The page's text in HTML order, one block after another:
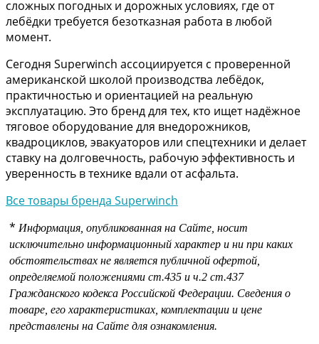
сложных погодных и дорожных условиях, где от
лебёдки требуется безотказная работа в любой
момент.
Сегодня Superwinch ассоциируется с проверенной
американской школой производства лебёдок,
практичностью и ориентацией на реальную
эксплуатацию. Это бренд для тех, кто ищет надёжное
тяговое оборудование для внедорожников,
квадроциклов, эвакуаторов или спецтехники и делает
ставку на долговечность, рабочую эффективность и
уверенность в технике вдали от асфальта.
Все товары бренда Superwinch
* Информация, опубликованная на Сайте, носит
исключительно информационный характер и ни при каких
обстоятельствах не является публичной офертой,
определяемой положениями ст.435 и ч.2 ст.437
Гражданского кодекса Российской Федерации. Сведения о
товаре, его характеристиках, комплектации и цене
представлены на Сайте для ознакомления.